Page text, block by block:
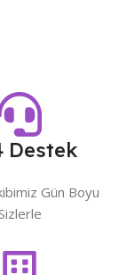
Destek
Gün Boyu